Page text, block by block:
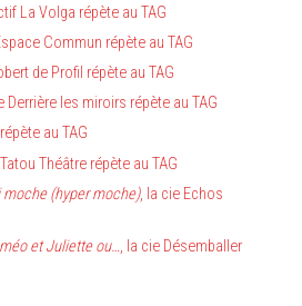
La Volga répète au TAG
Commun répète au TAG
de Profil répète au TAG
Derrière les miroirs répète au TAG
au TAG
Théâtre répète au TAG
moche (hyper moche), la cie Echos
et Juliette ou…, la cie Désemballer